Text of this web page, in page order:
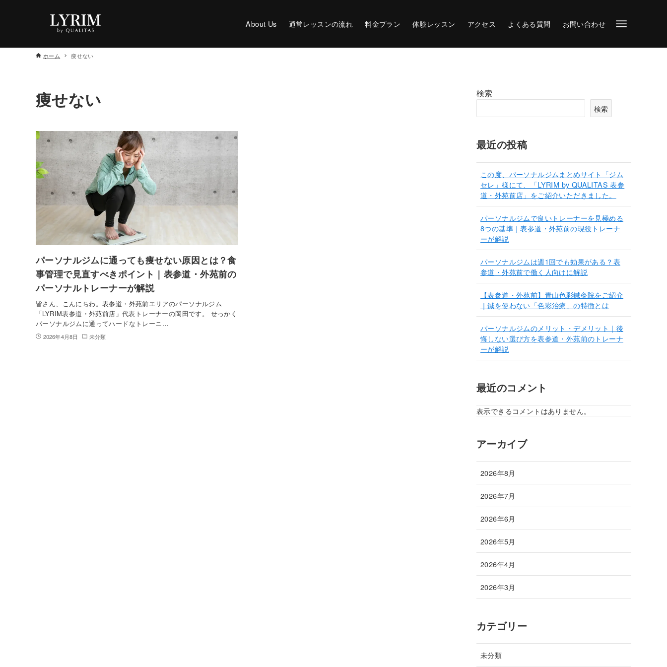
About Us 通常レッスンの流れ 料金プラン 体験レッスン アクセス よくある質問 お問い合わせ
ホーム 痩せない
痩せない
パーソナルジムに通っても痩せない原因とは？食
事管理で見直すべきポイント｜表参道・外苑前の
パーソナルトレーナーが解説
皆さん、こんにちわ。表参道・外苑前エリアのパーソナルジム
「LYRIM表参道・外苑前店」代表トレーナーの岡田です。 せっかく
パーソナルジムに通ってハードなトレーニ…
2026年4月8日 未分類
検索
検索
最近の投稿
この度、パーソナルジムまとめサイト「ジム
セレ」様にて、「LYRIM by QUALITAS 表参
道・外苑前店」をご紹介いただきました。
パーソナルジムで良いトレーナーを見極める
8つの基準｜表参道・外苑前の現役トレーナ
ーが解説
パーソナルジムは週1回でも効果がある？表
参道・外苑前で働く人向けに解説
【表参道・外苑前】青山色彩鍼灸院をご紹介
｜鍼を使わない「色彩治療」の特徴とは
パーソナルジムのメリット・デメリット｜後
悔しない選び方を表参道・外苑前のトレーナ
ーが解説
最近のコメント
表示できるコメントはありません。
アーカイブ
2026年8月
2026年7月
2026年6月
2026年5月
2026年4月
2026年3月
カテゴリー
未分類